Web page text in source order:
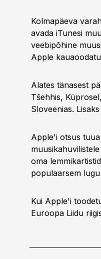
Kolmapäeva
avada iTunesi
veebipõhine
Apple
Alates tänasest
Tšehhis,
Sloveenias.
Apple'i otsus
oma
populaarsem
Kui Apple'i
Euroopa Liidu